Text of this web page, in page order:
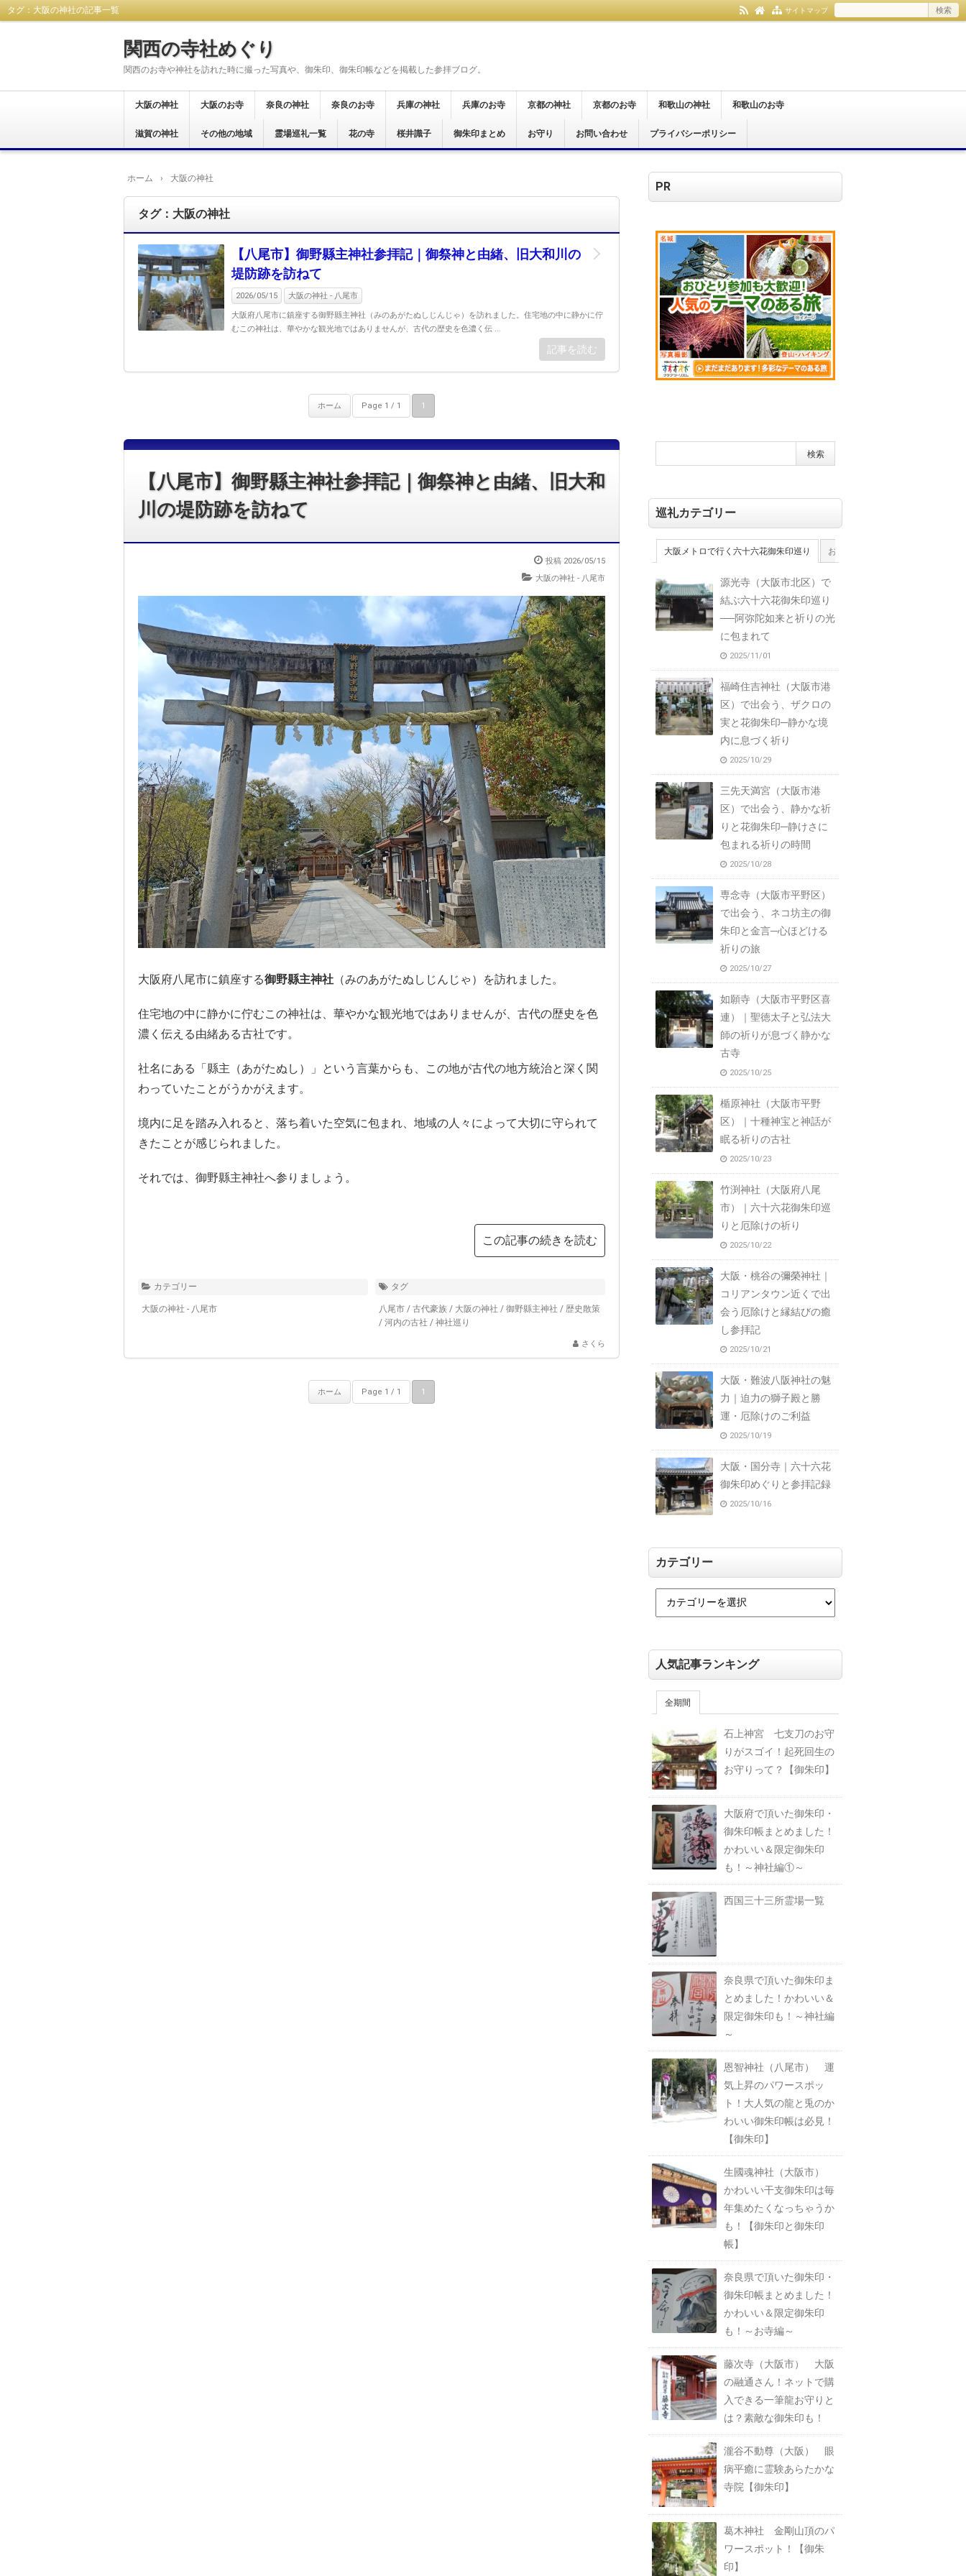
タグ：大阪の神社の記事一覧 サイトマップ
関西の寺社めぐり
関西のお寺や神社を訪れた時に撮った写真や、御朱印、御朱印帳などを掲載した参拝ブログ。
大阪の神社
大阪市
東大阪市
八尾市
藤井寺市
富田林市
羽曳野市
柏原市
河内長野市
堺市
大阪狭山市
交野市
松原市
茨木市
岸和田市
和泉市
貝塚市
阪南市
高石市
豊中市
泉佐野市
泉南市
南河内郡
大阪のお寺
大阪市
東大阪市
八尾市
富田林市
河内長野市
羽曳野市
藤井寺市
柏原市
堺市
泉南市
箕面市
和泉市
岸和田市
貝塚市
南河内郡
泉佐野市
豊中市
奈良の神社
奈良市
生駒市
桜井市
橿原市
天理市
御所市
葛城市
大和郡山市
宇陀市
生駒郡
磯城郡
吉野郡
北葛城郡
高市郡
奈良のお寺
奈良市
桜井市
天理市
橿原市
御所市
葛城市
大和郡山市
生駒市
五條市
宇陀市
磯城郡
生駒郡
高市郡
吉野郡
北葛城郡
明日香村
兵庫の神社
神戸市
尼崎市
兵庫のお寺
尼崎市
加西市
姫路市
京都の神社
京都市
京都のお寺
京都市
宮津市
舞鶴市
木津川市
和歌山の神社
和歌山市
紀の川市
伊都郡
日高郡
那智勝浦町
和歌山のお寺
和歌山市
橋本市
紀の川市
有田郡
伊都郡
日高郡
那智勝浦町
滋賀の神社 その他の地域 霊場巡礼一覧 花の寺 桜井識子 御朱印まとめ お守り お問い合わせ プライバシーポリシー
ホーム › 大阪の神社
タグ：大阪の神社
【八尾市】御野縣主神社参拝記｜御祭神と由緒、旧大和川の
堤防跡を訪ねて
2026/05/15 大阪の神社 - 八尾市
大阪府八尾市に鎮座する御野縣主神社（みのあがたぬしじんじゃ）を訪れました。住宅地の中に静かに佇
むこの神社は、華やかな観光地ではありませんが、古代の歴史を色濃く伝 ...
記事を読む
ホーム Page 1 / 1 1
【八尾市】御野縣主神社参拝記｜御祭神と由緒、旧大和
川の堤防跡を訪ねて
投稿 2026/05/15
大阪の神社 - 八尾市
大阪府八尾市に鎮座する御野縣主神社 （みのあがたぬしじんじゃ）を訪れました。
住宅地の中に静かに佇むこの神社は、華やかな観光地ではありませんが、古代の歴史を色
濃く伝える由緒ある古社です。
社名にある「縣主（あがたぬし）」という言葉からも、この地が古代の地方統治と深く関
わっていたことがうかがえます。
境内に足を踏み入れると、落ち着いた空気に包まれ、地域の人々によって大切に守られて
きたことが感じられました。
それでは、御野縣主神社へ参りましょう。
この記事の続きを読む
カテゴリー
大阪の神社 - 八尾市
タグ
八尾市 / 古代豪族 / 大阪の神社 / 御野縣主神社 / 歴史散策
/ 河内の古社 / 神社巡り
さくら
ホーム Page 1 / 1 1
PR
巡礼カテゴリー
大阪メトロで行く六十六花御朱印巡り おおさか十三佛霊場
源光寺（大阪市北区）で
結ぶ六十六花御朱印巡り
──阿弥陀如来と祈りの光
に包まれて
2025/11/01
福崎住吉神社（大阪市港
区）で出会う、ザクロの
実と花御朱印─静かな境
内に息づく祈り
2025/10/29
三先天満宮（大阪市港
区）で出会う、静かな祈
りと花御朱印─静けさに
包まれる祈りの時間
2025/10/28
専念寺（大阪市平野区）
で出会う、ネコ坊主の御
朱印と金言─心ほどける
祈りの旅
2025/10/27
如願寺（大阪市平野区喜
連）｜聖徳太子と弘法大
師の祈りが息づく静かな
古寺
2025/10/25
楯原神社（大阪市平野
区）｜十種神宝と神話が
眠る祈りの古社
2025/10/23
竹渕神社（大阪府八尾
市）｜六十六花御朱印巡
りと厄除けの祈り
2025/10/22
大阪・桃谷の彌榮神社｜
コリアンタウン近くで出
会う厄除けと縁結びの癒
し参拝記
2025/10/21
大阪・難波八阪神社の魅
力｜迫力の獅子殿と勝
運・厄除けのご利益
2025/10/19
大阪・国分寺｜六十六花
御朱印めぐりと参拝記録
2025/10/16
カテゴリー
人気記事ランキング
全期間
石上神宮 七支刀のお守
りがスゴイ！起死回生の
お守りって？【御朱印】
大阪府で頂いた御朱印・
御朱印帳まとめました！
かわいい＆限定御朱印
も！～神社編①～
西国三十三所霊場一覧
奈良県で頂いた御朱印ま
とめました！かわいい＆
限定御朱印も！～神社編
～
恩智神社（八尾市） 運
気上昇のパワースポッ
ト！大人気の龍と兎のか
わいい御朱印帳は必見！
【御朱印】
生國魂神社（大阪市）
かわいい干支御朱印は毎
年集めたくなっちゃうか
も！【御朱印と御朱印
帳】
奈良県で頂いた御朱印・
御朱印帳まとめました！
かわいい＆限定御朱印
も！～お寺編～
藤次寺（大阪市） 大阪
の融通さん！ネットで購
入できる一筆龍お守りと
は？素敵な御朱印も！
瀧谷不動尊（大阪） 眼
病平癒に霊験あらたかな
寺院【御朱印】
葛木神社 金剛山頂のパ
ワースポット！【御朱
印】